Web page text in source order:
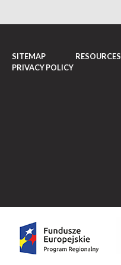
SITEMAP RESOURCES
PRIVACY POLICY